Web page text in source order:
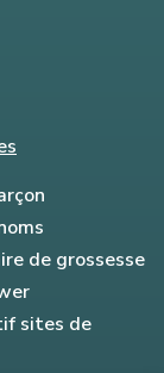
de grossesse
sites de